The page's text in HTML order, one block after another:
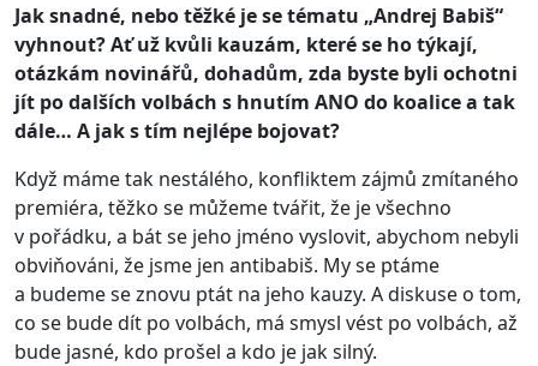
Jak snadné, nebo těžké je se tématu „Andrej Babiš“
vyhnout? Ať už kvůli kauzám, které se ho týkají,
otázkám novinářů, dohadům, zda byste byli ochotni
jít po dalších volbách s hnutím ANO do koalice a tak
dále… A jak s tím nejlépe bojovat?
Když máme tak nestálého, konfliktem zájmů zmítaného
premiéra, těžko se můžeme tvářit, že je všechno
v pořádku, a bát se jeho jméno vyslovit, abychom nebyli
obviňováni, že jsme jen antibabiš. My se ptáme
a budeme se znovu ptát na jeho kauzy. A diskuse o tom,
co se bude dít po volbách, má smysl vést po volbách, až
bude jasné, kdo prošel a kdo je jak silný.